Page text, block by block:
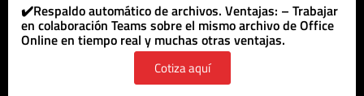
✔️Respaldo automático de archivos. Ventajas: – Trabajar
en colaboración Teams sobre el mismo archivo de Office
Online en tiempo real y muchas otras ventajas.
Cotiza aquí